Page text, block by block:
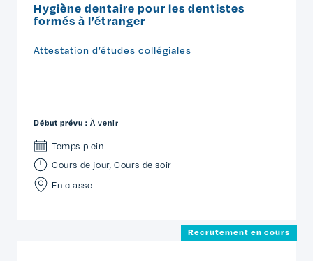
Hygiène dentaire pour les dentistes
formés à l’étranger
Attestation d’études collégiales
Début prévu : À venir
Temps plein
Cours de jour,Cours de soir
En classe
Recrutement en cours